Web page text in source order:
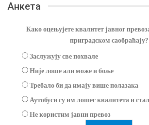
Анкета
Како оцењујете квалитет јавног
приградском саобраћају?
Заслужују све похвале
Није лоше али може и боље
Требало би да имају више полазака
Аутобуси су им лошег квалитета и
Не користим јавни превоз